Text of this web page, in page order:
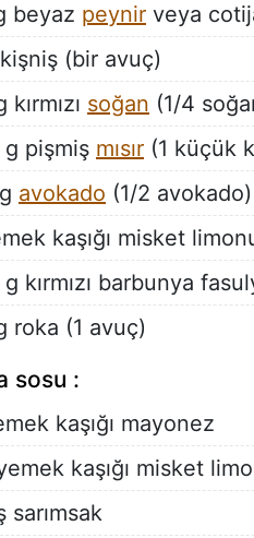
beyaz peynir veya
(bir avuç)
soğan (1/4
g pişmiş mısır (1 küçük
avokado (1/2 avokado)
kaşığı misket
kırmızı barbunya
roka (1 avuç)
sosu :
kaşığı mayonez
kaşığı misket
sarımsak